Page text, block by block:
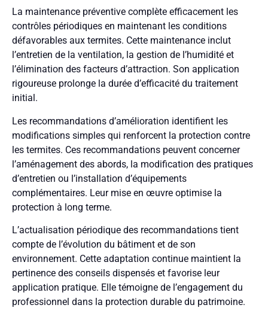
La maintenance préventive complète efficacement les
contrôles périodiques en maintenant les conditions
défavorables aux termites. Cette maintenance inclut
l’entretien de la ventilation, la gestion de l’humidité et
l’élimination des facteurs d’attraction. Son application
rigoureuse prolonge la durée d’efficacité du traitement
initial.
Les recommandations d’amélioration identifient les
modifications simples qui renforcent la protection contre
les termites. Ces recommandations peuvent concerner
l’aménagement des abords, la modification des pratiques
d’entretien ou l’installation d’équipements
complémentaires. Leur mise en œuvre optimise la
protection à long terme.
L’actualisation périodique des recommandations tient
compte de l’évolution du bâtiment et de son
environnement. Cette adaptation continue maintient la
pertinence des conseils dispensés et favorise leur
application pratique. Elle témoigne de l’engagement du
professionnel dans la protection durable du patrimoine.